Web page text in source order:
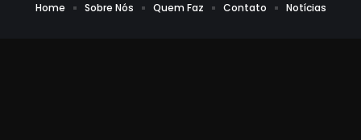
Home Sobre Nós Quem Faz Contato Notícias